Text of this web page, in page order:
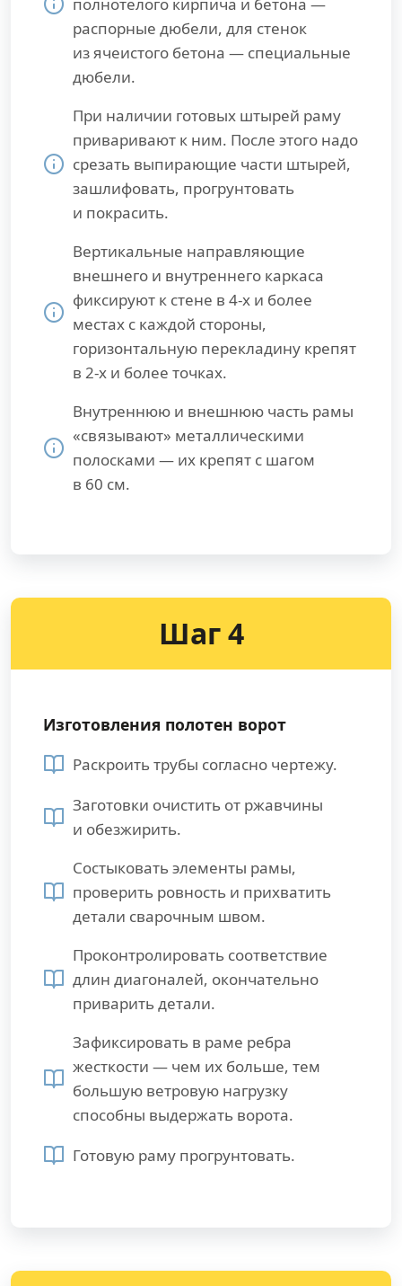
распорные дюбели, для стенок
из ячеистого бетона — специальные
дюбели.
При наличии готовых штырей раму
приваривают к ним. После этого надо
срезать выпирающие части штырей,
зашлифовать, прогрунтовать
и покрасить.
Вертикальные направляющие
внешнего и внутреннего каркаса
фиксируют к стене в 4-х и более
местах с каждой стороны,
горизонтальную перекладину крепят
в 2-х и более точках.
Внутреннюю и внешнюю часть рамы
«связывают» металлическими
полосками — их крепят с шагом
в 60 см.
Шаг 4
Изготовления полотен ворот
Раскроить трубы согласно чертежу.
Заготовки очистить от ржавчины
и обезжирить.
Состыковать элементы рамы,
проверить ровность и прихватить
детали сварочным швом.
Проконтролировать соответствие
длин диагоналей, окончательно
приварить детали.
Зафиксировать в раме ребра
жесткости — чем их больше, тем
большую ветровую нагрузку
способны выдержать ворота.
Готовую раму прогрунтовать.